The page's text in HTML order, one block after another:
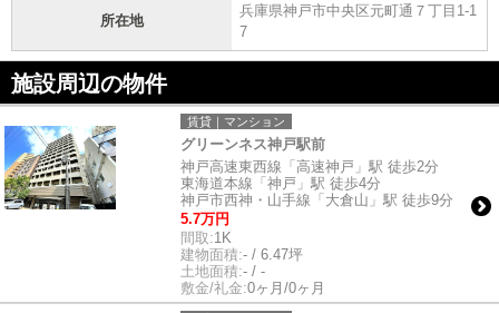
所在地
兵庫県神戸市中央区元町通７丁目1-1
7
施設周辺の物件
賃貸｜マンション
グリーンネス神戸駅前
神戸高速東西線「高速神戸」駅 徒歩2分
東海道本線「神戸」駅 徒歩4分
神戸市西神・山手線「大倉山」駅 徒歩9分
5.7万円
間取:1K
建物面積:- / 6.47坪
土地面積:- / -
敷金/礼金:0ヶ月/0ヶ月